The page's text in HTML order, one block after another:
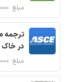
مبلغ: ۱۴۰,۰۰۰ تومان
ترجمه
در خاک
مبلغ: ۱۲۰,۰۰۰ تومان